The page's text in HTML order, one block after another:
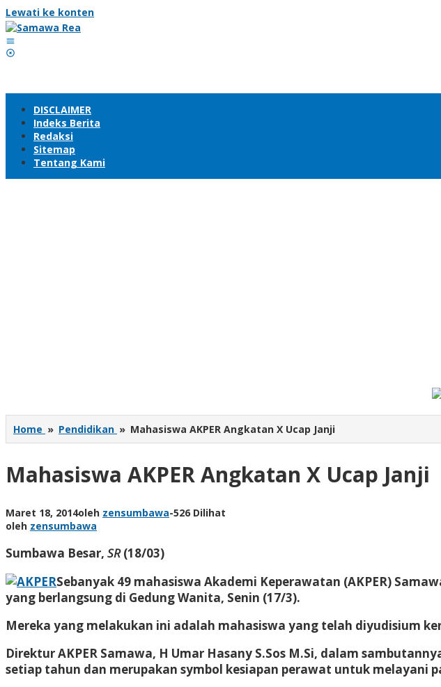
Lewati ke konten
DISCLAIMER
Indeks Berita
Redaksi
Sitemap
Tentang Kami
Home » Pendidikan » Mahasiswa AKPER Angkatan X Ucap Janji
Mahasiswa AKPER Angkatan X Ucap Janji
Maret 18, 2014oleh zensumbawa-526 Dilihat
oleh zensumbawa
Sumbawa Besar, SR(18/03)
Sebanyak 49 mahasiswa Akademi Keperawatan (AKPER)
yang berlangsung di Gedung Wanita, Senin (17/3).
Mereka yang melakukan ini adalah mahasiswa yang telah diyudisium
Direktur AKPER Samawa, H Umar Hasany S.Sos M.Si, dalam
setiap tahun dan merupakan symbol kesiapan perawat untuk melayani